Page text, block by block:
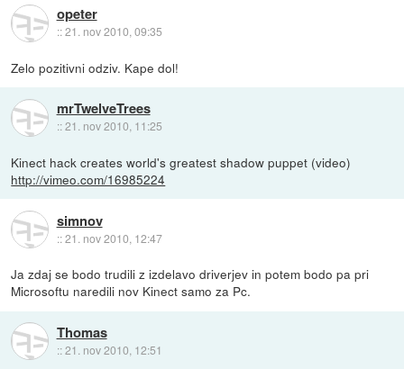
opeter
::21. nov 2010, 09:35
Zelo pozitivni odziv. Kape dol!
mrTwelveTrees
::21. nov 2010, 11:25
Kinect hack creates world's greatest shadow puppet (video)
http://vimeo.com/16985224
simnov
::21. nov 2010, 12:47
Ja zdaj se bodo trudili z izdelavo driverjev in potem bodo pa pri
Microsoftu naredili nov Kinect samo za Pc.
Thomas
::21. nov 2010, 12:51